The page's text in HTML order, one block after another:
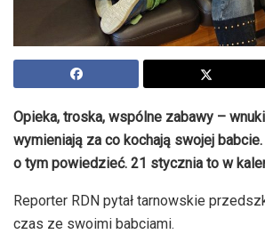
Opieka, troska, wspólne zabawy –
wymieniają za co kochają swojej
o tym powiedzieć. 21 stycznia to w
Reporter RDN pytał tarnowskie
czas ze swoimi babciami.